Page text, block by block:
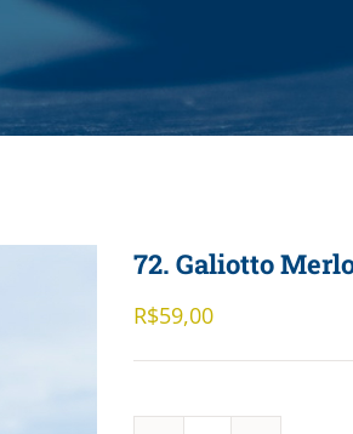
72. Galiotto
R$59,00